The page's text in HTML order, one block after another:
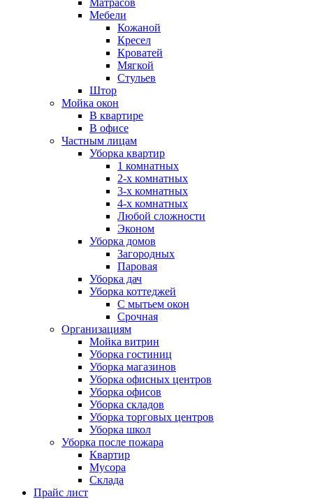
Матрасов
Мебели
Кожаной
Кресел
Кроватей
Мягкой
Стульев
Штор
Мойка окон
В квартире
В офисе
Частным лицам
Уборка квартир
1 комнатных
2-х комнатных
3-х комнатных
4-х комнатных
Любой сложности
Эконом
Уборка домов
Загородных
Паровая
Уборка дач
Уборка коттеджей
С мытьем окон
Срочная
Организациям
Мойка витрин
Уборка гостиниц
Уборка магазинов
Уборка офисных центров
Уборка офисов
Уборка складов
Уборка торговых центров
Уборка школ
Уборка после пожара
Квартир
Мусора
Склада
Прайс лист